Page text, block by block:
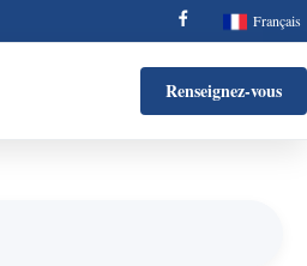
Français
Renseignez-vous